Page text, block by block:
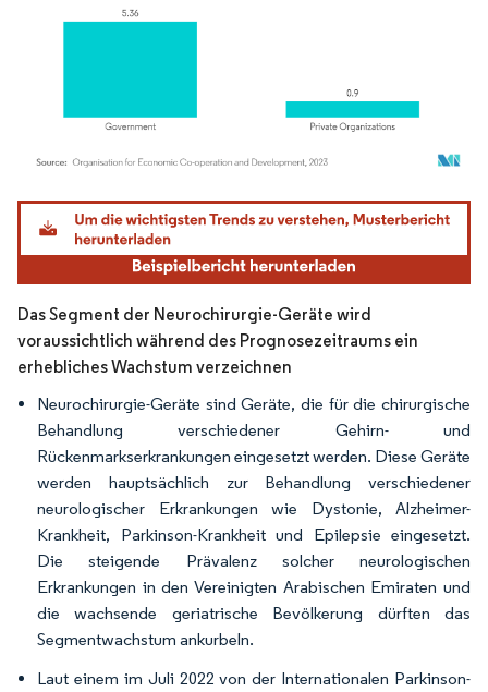
Bild © Mordor Intelligence. Wiederverwendung erfordert Namensnennung gemäß
Das Segment der Neurochirurgie-Geräte wird
voraussichtlich während des Prognosezeitraums ein
erhebliches Wachstum verzeichnen
Neurochirurgie-Geräte sind Geräte, die für die chirurgische
Behandlung verschiedener Gehirn- und
Rückenmarkserkrankungen eingesetzt werden. Diese Geräte
werden hauptsächlich zur Behandlung verschiedener
neurologischer Erkrankungen wie Dystonie, Alzheimer-
Krankheit, Parkinson-Krankheit und Epilepsie eingesetzt.
Die steigende Prävalenz solcher neurologischen
Erkrankungen in den Vereinigten Arabischen Emiraten und
die wachsende geriatrische Bevölkerung dürften das
Segmentwachstum ankurbeln.
Laut einem im Juli 2022 von der Internationalen Parkinson-